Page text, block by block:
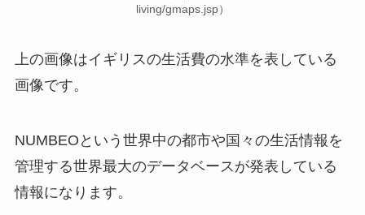
living/gmaps.jsp）
上の画像はイギリスの生活費の水準を表している
画像です。
NUMBEOという世界中の都市や国々の生活情報を
管理する世界最大のデータベースが発表している
情報になります。